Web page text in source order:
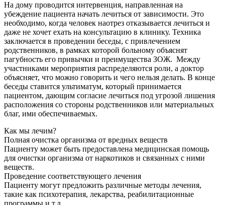
На дому проводится интервенция, направленная на
убеждение пациента начать лечиться от зависимости. Это
необходимо, когда человек наотрез отказывается лечиться и
даже не хочет ехать на консультацию в клинику. Техника
заключается в проведении беседы, с привлечением
родственников, в рамках которой больному объяснят
пагубность его привычки и преимущества ЗОЖ. Между
участниками мероприятия распределяются роли, а доктор
объясняет, что можно говорить и чего нельзя делать. В конце
беседы ставится ультиматум, который принимается
пациентом, дающим согласие лечиться под угрозой лишения
расположения со стороны родственников или материальных
благ, ими обеспечиваемых.
Как мы лечим?
Полная очистка организма от вредных веществ
Пациенту может быть предоставлена медицинская помощь
для очистки организма от наркотиков и связанных с ними
веществ.
Проведение соответствующего лечения
Пациенту могут предложить различные методы лечения,
такие как психотерапия, лекарства, реабилитационные